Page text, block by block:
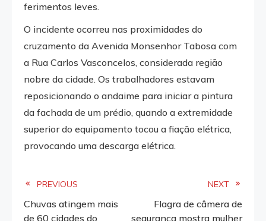
ferimentos leves.
O incidente ocorreu nas proximidades do
cruzamento da Avenida Monsenhor Tabosa com
a Rua Carlos Vasconcelos, considerada região
nobre da cidade. Os trabalhadores estavam
reposicionando o andaime para iniciar a pintura
da fachada de um prédio, quando a extremidade
superior do equipamento tocou a fiação elétrica,
provocando uma descarga elétrica.
Read
PREVIOUS
Chuvas atingem mais
de 60 cidades do
NEXT
Flagra de câmera de
segurança mostra mulher